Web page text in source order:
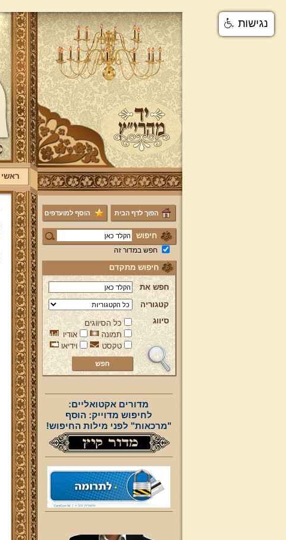
ראשי
הפוך לדף הבית הוסף למועדפים
חיפוש
חפש במדור זה
חיפוש מתקדם
חפש את
קטגוריה
סיווג
כל הסיווגים
תמונה
אודיו
טקסט
וידיאו
מדורים אקטואליים:
לחיפוש מדוייק: הוסף
"מרכאות" לפני מילות החיפוש!
נגישות